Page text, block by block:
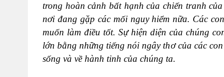
trong hoàn cảnh bất hạnh của chiến tranh
nơi đang gặp các mối nguy hiểm nữa. Các
muốn làm điều tốt. Sự hiện diện của chúng
lớn bằng những tiếng nói ngây thơ của các
sống và về hành tinh của chúng ta.